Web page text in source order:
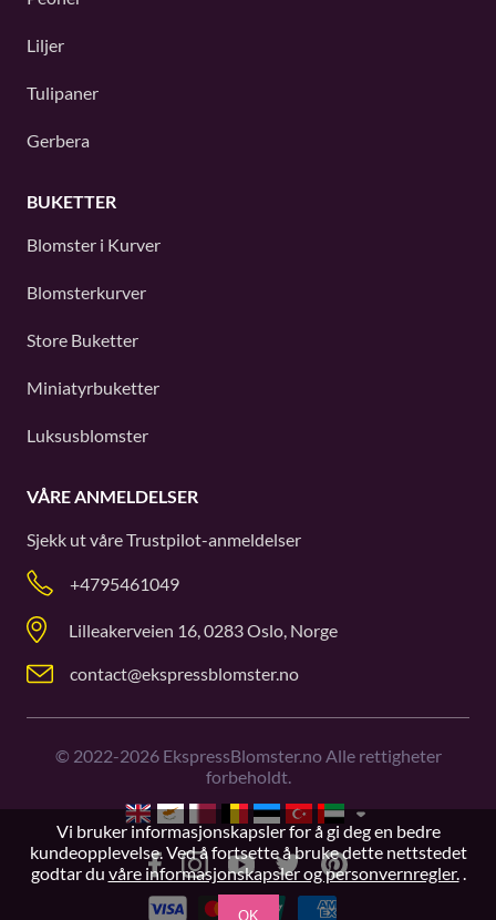
Liljer
Tulipaner
Gerbera
BUKETTER
Blomster i Kurver
Blomsterkurver
Store Buketter
Miniatyrbuketter
Luksusblomster
VÅRE ANMELDELSER
Sjekk ut våreTrustpilot-anmeldelser
+4795461049
Lilleakerveien 16, 0283 Oslo, Norge
contact@ekspressblomster.no
© 2022-2026EkspressBlomster.no Alle rettigheter
forbeholdt.
Vi bruker informasjonskapsler for å gi deg en bedre
kundeopplevelse. Ved å fortsette å bruke dette nettstedet
godtar du våre informasjonskapsler og personvernregler..
OK